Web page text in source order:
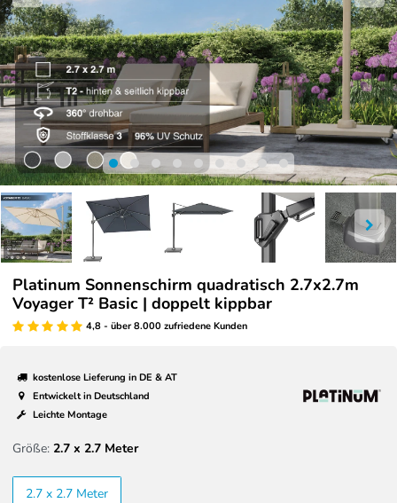
Platinum Sonnenschirm quadratisch 2.7x2.7m
Voyager T² Basic | doppelt kippbar
4,8 - über 8.000 zufriedene Kunden
kostenlose Lieferung in DE & AT
Entwickelt in Deutschland
Leichte Montage
Größe: 2.7 x 2.7 Meter
2.7 x 2.7 Meter